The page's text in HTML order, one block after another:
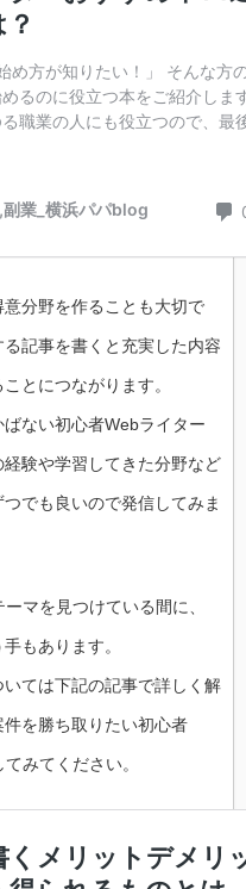
分野を作ることも大切で
記事を書くと充実した内容
とにつながります。
ない初心者Webライター
験や学習してきた分野など
でも良いので発信してみま
マを見つけている間に、
もあります。
ては下記の記事で詳しく解
を勝ち取りたい初心者
みてください。